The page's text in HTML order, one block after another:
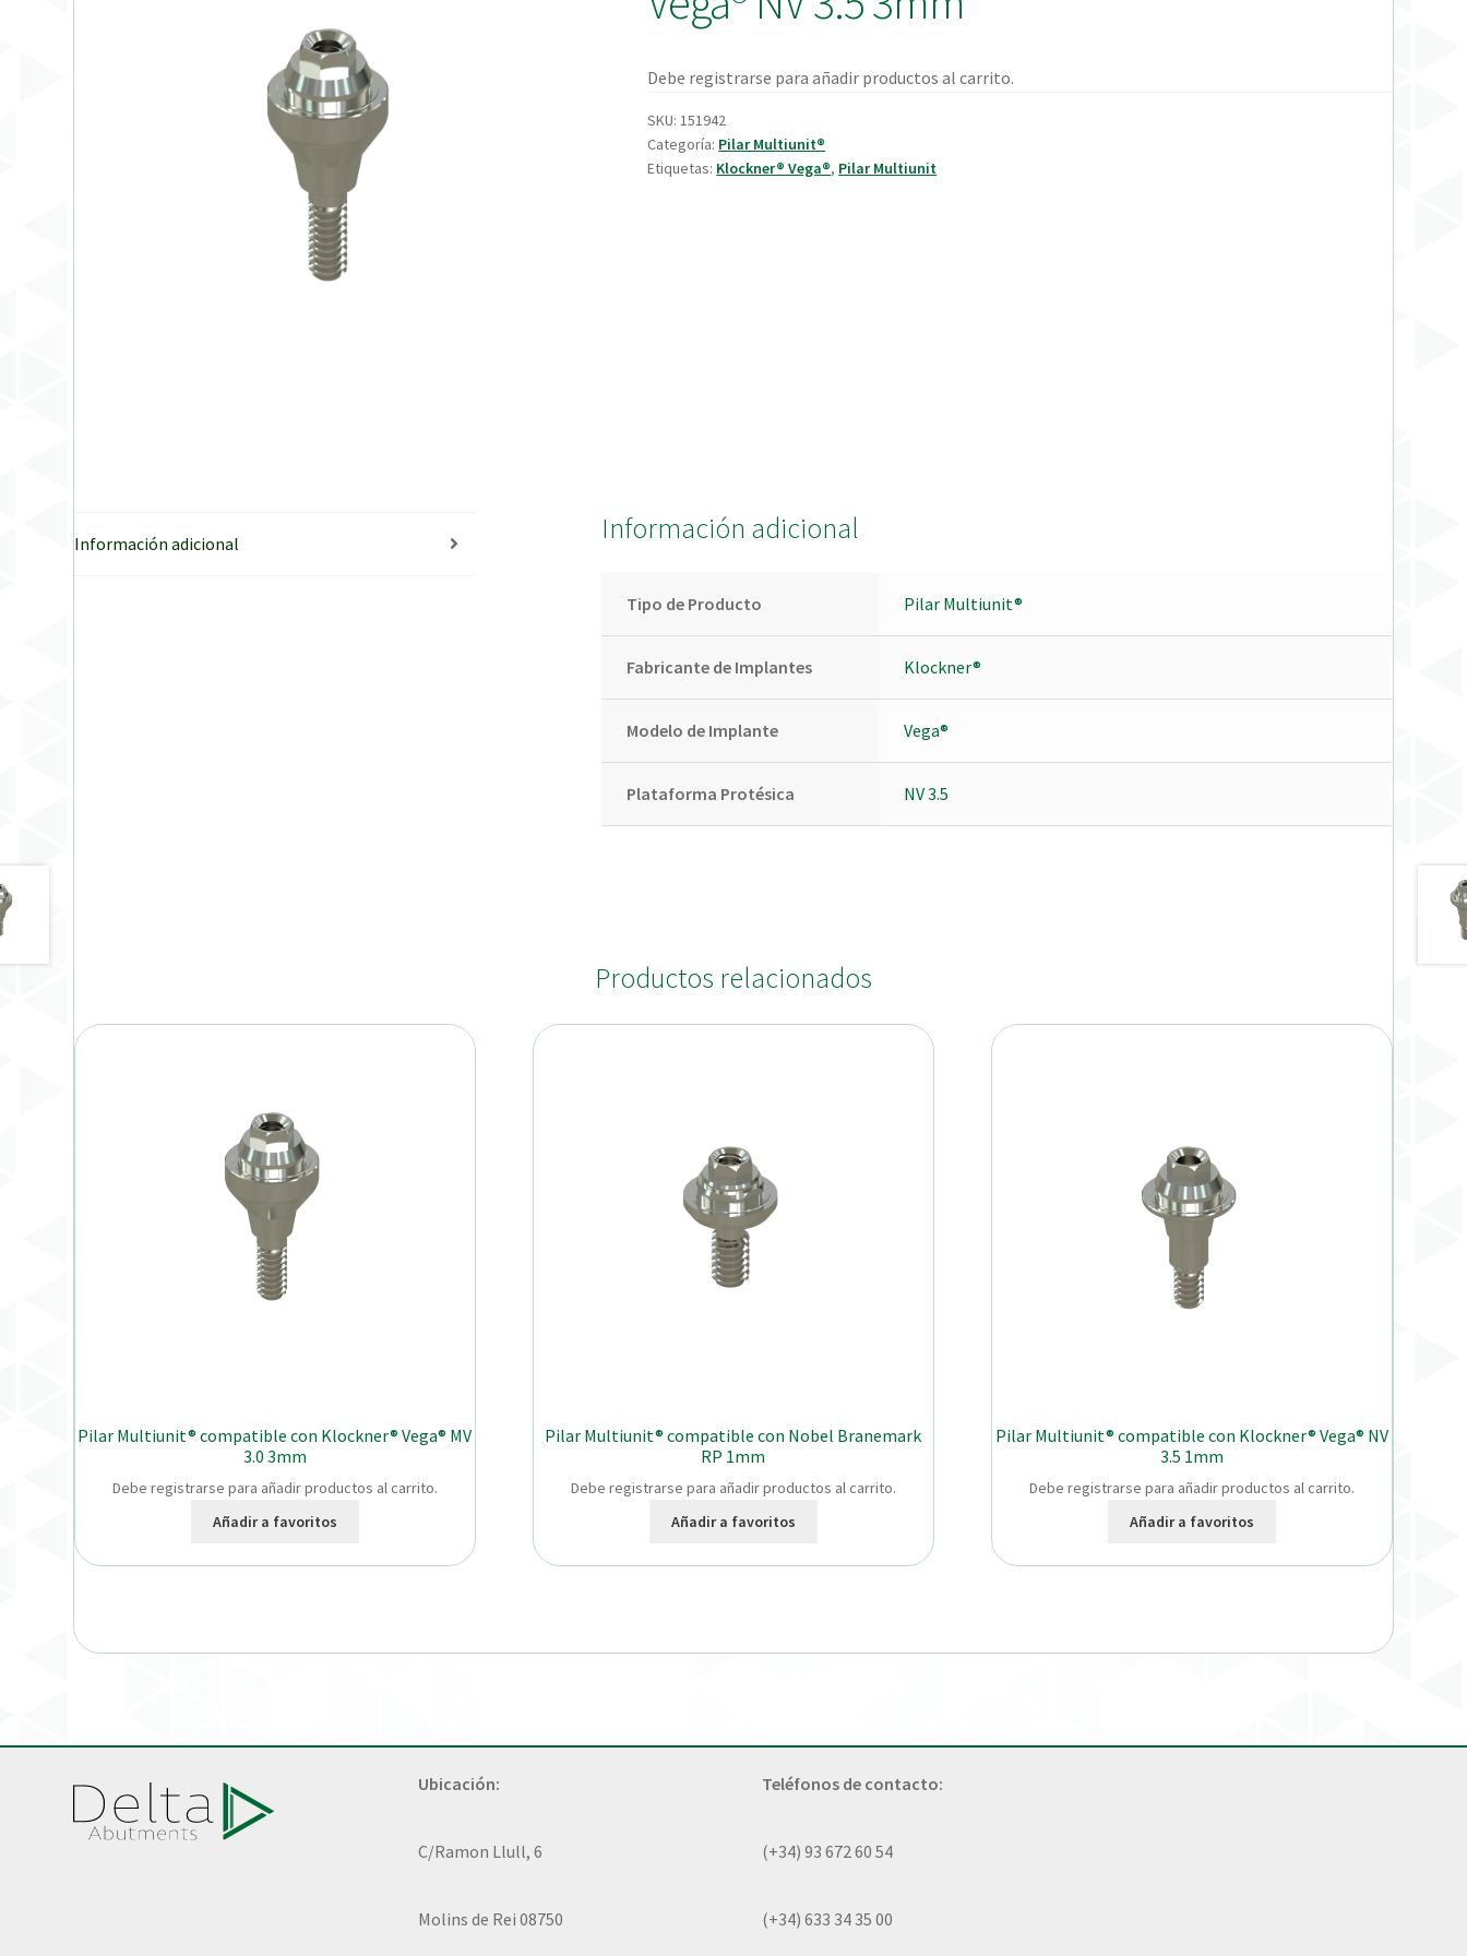
Debe registrarse para añadir productos al carrito.
SKU:151942
Categoría: Pilar Multiunit®
Etiquetas: Klockner® Vega®, Pilar Multiunit
Información adicional Información adicional
Tipo de Producto Pilar Multiunit®
Fabricante de Implantes Klockner®
Modelo de Implante Vega®
Plataforma Protésica NV 3.5
Productos relacionados
Pilar Multiunit® compatible con Klockner® Vega® MV
3.0 3mm
Debe registrarse para añadir productos al carrito.
Añadir a favoritos
Pilar Multiunit® compatible con Nobel Branemark
RP 1mm
Debe registrarse para añadir productos al carrito.
Añadir a favoritos
Pilar Multiunit® compatible con Klockner® Vega® NV
3.5 1mm
Debe registrarse para añadir productos al carrito.
Añadir a favoritos
Ubicación:
C/Ramon Llull, 6
Molins de Rei 08750
Teléfonos de contacto:
(+34) 93 672 60 54
(+34) 633 34 35 00